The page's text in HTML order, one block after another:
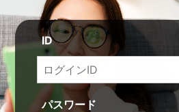
ID
パスワード